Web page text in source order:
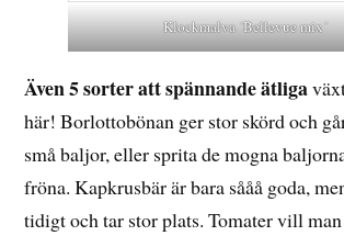
Klockmalva ´Bellevue mix´
Även 5 sorter att spännande ätliga
här! Borlottobönan ger stor skörd och
små baljor, eller sprita de mogna
fröna. Kapkrusbär är bara sååå goda,
tidigt och tar stor plats. Tomater vill